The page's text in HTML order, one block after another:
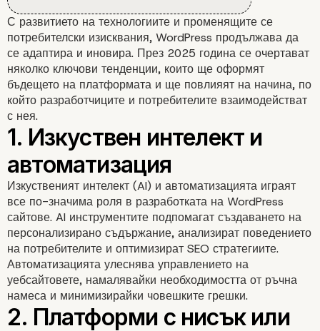
С развитието на технологиите и променящите се
потребителски изисквания, WordPress продължава да
се адаптира и иновира. През 2025 година се очертават
няколко ключови тенденции, които ще оформят
бъдещето на платформата и ще повлияят на начина, по
който разработчиците и потребителите взаимодействат
с нея.
Изкуственият интелект (AI) и автоматизацията играят
все по-значима роля в разработката на WordPress
сайтове. AI инструментите подпомагат създаването на
персонализирано съдържание, анализират поведението
на потребителите и оптимизират SEO стратегиите.
Автоматизацията улеснява управлението на
уебсайтовете, намалявайки необходимостта от ръчна
намеса и минимизирайки човешките грешки.